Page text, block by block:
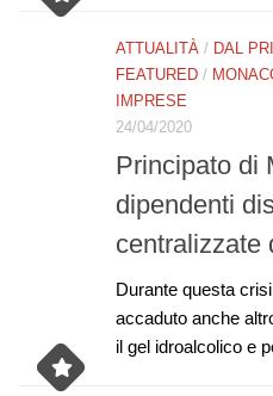
ATTUALITÀ / DAL
FEATURED /
IMPRESE
24/04/2020
Principato di
dipendenti
centralizzate
Durante questa
accaduto anche
il gel idroalcolico e